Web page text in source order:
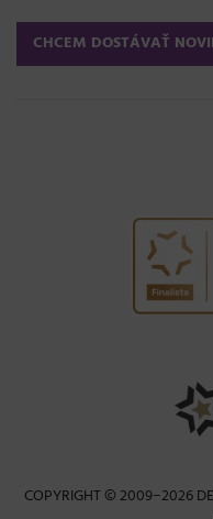
COPYRIGHT © 2009−2026